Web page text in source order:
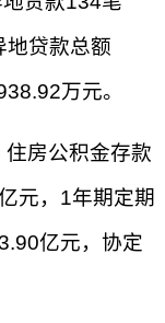
贷款总额
万元。
住房公积金存款
元，1年期定期
亿元，协定